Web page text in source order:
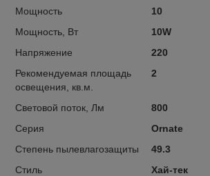
Мощность
10
Мощность, Вт
10W
Напряжение
220
Рекомендуемая площадь
освещения, кв.м.
2
Световой поток, Лм
800
Серия
Ornate
Степень пылевлагозащиты
49.3
Стиль
Хай-тек